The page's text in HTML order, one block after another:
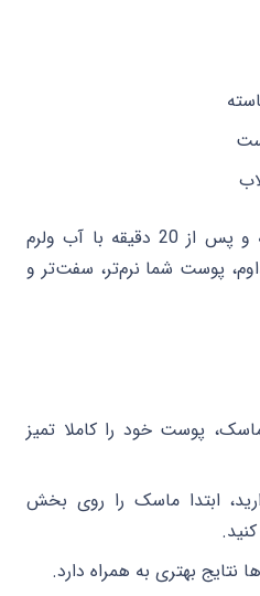
ماسک را روی صورت گذاشته و پس از 20 دقیقه با آب ولرم
پوست شما نرم‌تر، سفت‌تر و
پوست خود را کاملا تمیز
ابتدا ماسک را روی بخش
نتایج بهتری به همراه دارد.